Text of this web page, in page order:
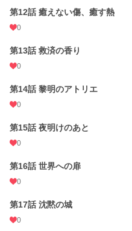
第12話 癒えない傷、癒す熱
0
第13話 救済の香り
0
第14話 黎明のアトリエ
0
第15話 夜明けのあと
0
第16話 世界への扉
0
第17話 沈黙の城
0